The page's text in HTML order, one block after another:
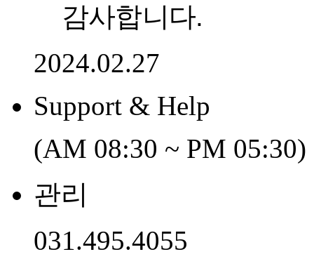
감사합니다.
2024.02.27
Support & Help
(AM 08:30 ~ PM 05:30)
관리
031.495.4055